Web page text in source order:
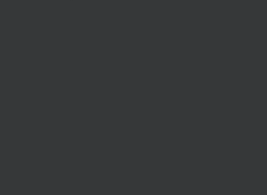
Center V7.1.0
Discovery V4.8.1